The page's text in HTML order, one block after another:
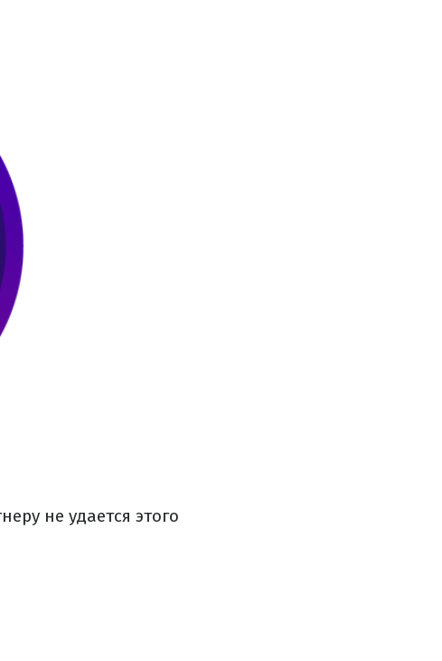
не удается этого